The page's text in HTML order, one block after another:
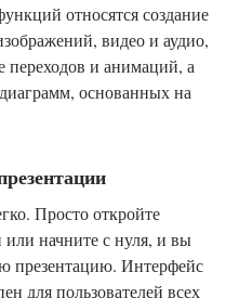
относятся создание
видео и аудио,
и анимаций, а
основанных на
Просто откройте
начните с нуля, и вы
презентацию. Интерфейс
для пользователей всех